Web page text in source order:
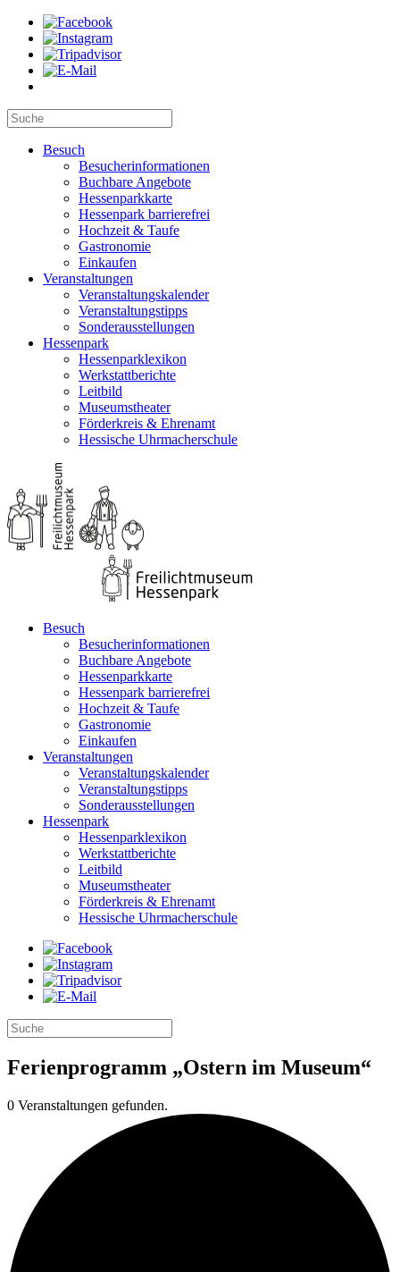
Besuch
Besucherinformationen
Buchbare Angebote
Hessenparkkarte
Hessenpark barrierefrei
Hochzeit & Taufe
Gastronomie
Einkaufen
Veranstaltungen
Veranstaltungskalender
Veranstaltungstipps
Sonderausstellungen
Hessenpark
Hessenparklexikon
Werkstattberichte
Leitbild
Museumstheater
Förderkreis & Ehrenamt
Hessische Uhrmacherschule
Besuch
Besucherinformationen
Buchbare Angebote
Hessenparkkarte
Hessenpark barrierefrei
Hochzeit & Taufe
Gastronomie
Einkaufen
Veranstaltungen
Veranstaltungskalender
Veranstaltungstipps
Sonderausstellungen
Hessenpark
Hessenparklexikon
Werkstattberichte
Leitbild
Museumstheater
Förderkreis & Ehrenamt
Hessische Uhrmacherschule
Ferienprogramm „Ostern im Museum“
0 Veranstaltungen gefunden.